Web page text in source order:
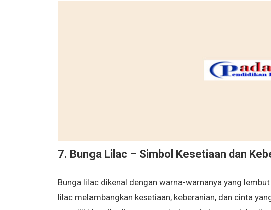
7. Bunga Lilac – Simbol Kesetiaan dan
Bunga lilac dikenal dengan warna-warnanya yang
lilac melambangkan kesetiaan, keberanian, dan cinta